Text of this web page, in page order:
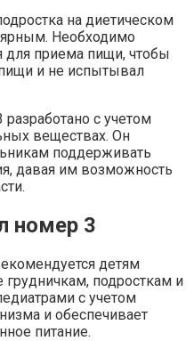
на диетическом
Необходимо
для приема пищи, чтобы
и не испытывал
с учетом
веществах. Он
поддерживать
давая им возможность
номер 3
детям
грудничкам, подросткам и
с учетом
и обеспечивает
питание.